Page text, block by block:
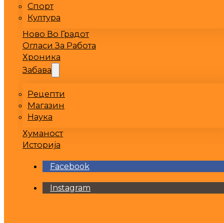
Спорт
Култура
Ново Во Градот
Огласи За Работа
Хроника
Забава
Рецепти
Магазин
Наука
Хуманост
Историја
Facebook
Instagram